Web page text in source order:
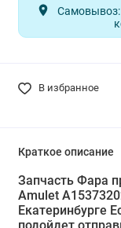
Самовывоз:
В избранное
Краткое описание
Запчасть Фара
Amulet
Екатеринбурге